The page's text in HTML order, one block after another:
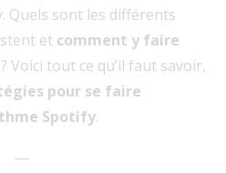
Quels sont les différents
et comment y faire
? Voici tout ce qu’il faut savoir,
pour se faire
Spotify.
—